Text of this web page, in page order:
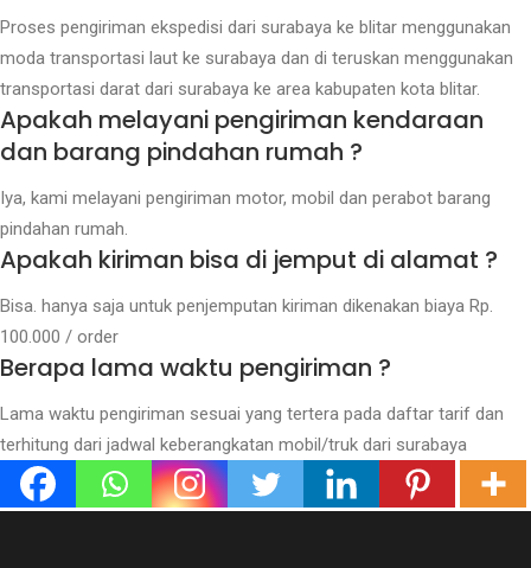
Proses pengiriman ekspedisi dari surabaya ke blitar menggunakan
moda transportasi laut ke surabaya dan di teruskan menggunakan
transportasi darat dari surabaya ke area kabupaten kota blitar.
Apakah melayani pengiriman kendaraan
dan barang pindahan rumah ?
Iya, kami melayani pengiriman motor, mobil dan perabot barang
pindahan rumah.
Apakah kiriman bisa di jemput di alamat ?
Bisa. hanya saja untuk penjemputan kiriman dikenakan biaya Rp.
100.000 / order
Berapa lama waktu pengiriman ?
Lama waktu pengiriman sesuai yang tertera pada daftar tarif dan
terhitung dari jadwal keberangkatan mobil/truk dari surabaya